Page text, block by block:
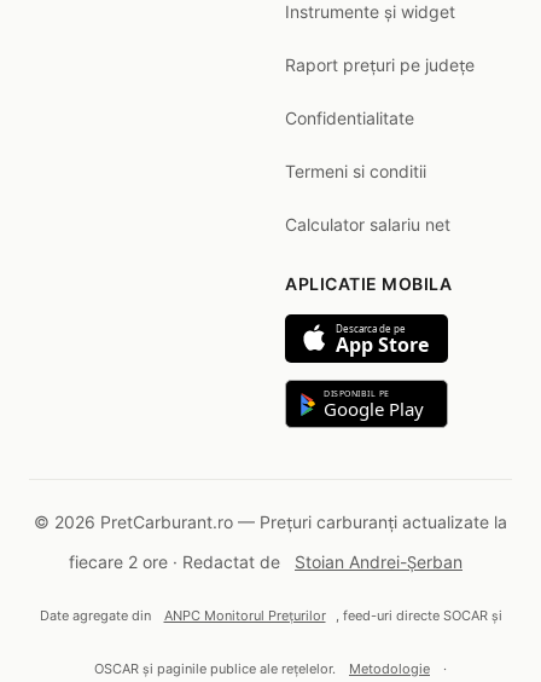
Instrumente și widget
Raport prețuri pe județe
Confidentialitate
Termeni si conditii
Calculator salariu net
APLICATIE MOBILA
Descarca de pe
App Store
DISPONIBIL PE
Google Play
© 2026 PretCarburant.ro — Prețuri carburanți actualizate la
fiecare 2 ore · Redactat de
Stoian Andrei-Șerban
Date agregate din ANPC Monitorul Prețurilor , feed-uri directe SOCAR și
OSCAR și paginile publice ale rețelelor. Metodologie ·